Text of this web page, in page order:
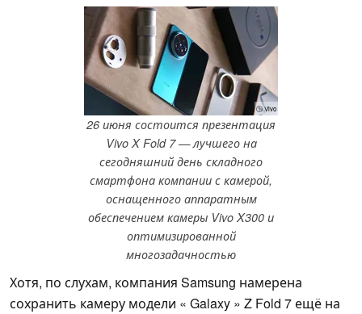
ⓘ Vivo
26 июня состоится презентация
Vivo X Fold 7 — лучшего на
сегодняшний день складного
смартфона компании с камерой,
оснащенного аппаратным
обеспечением камеры Vivo X300 и
оптимизированной
многозадачностью
Хотя, по слухам, компания Samsung намерена
сохранить камеру модели « Galaxy » Z Fold 7 ещё на